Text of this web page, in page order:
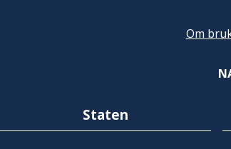
Om
Staten